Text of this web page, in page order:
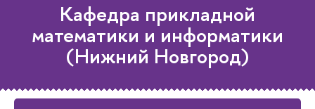
Кафедра прикладной
математики и информатики
(Нижний Новгород)